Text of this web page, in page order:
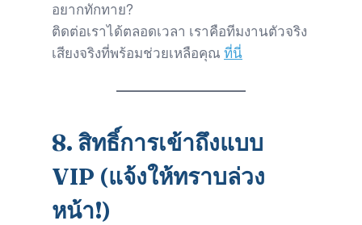
อยากทักทาย?
ติดต่อเราได้ตลอดเวลา เราคือทีมงานตัวจริง
เสียงจริงที่พร้อมช่วยเหลือคุณ ที่นี่
8. สิทธิ์การเข้าถึงแบบ
VIP (แจ้งให้ทราบล่วง
หน้า!)